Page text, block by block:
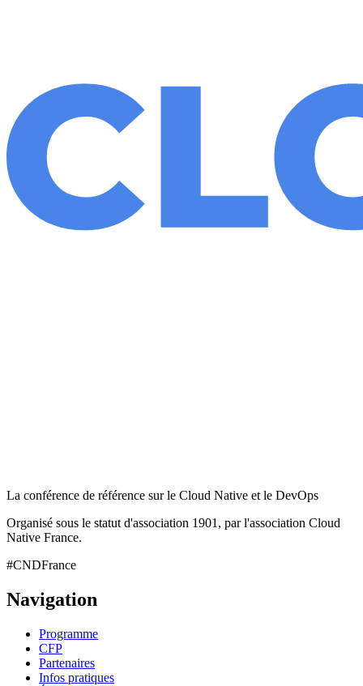
La conférence de référence sur le Cloud Native et le DevOps
Organisé sous le statut d'association 1901, par l'association Cloud
Native France.
#CNDFrance
Navigation
Programme
CFP
Partenaires
Infos pratiques